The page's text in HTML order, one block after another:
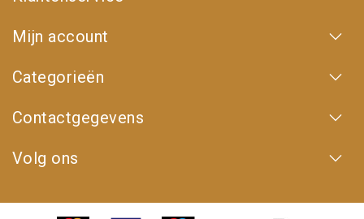
Mijn account
Categorieën
Contactgegevens
Volg ons